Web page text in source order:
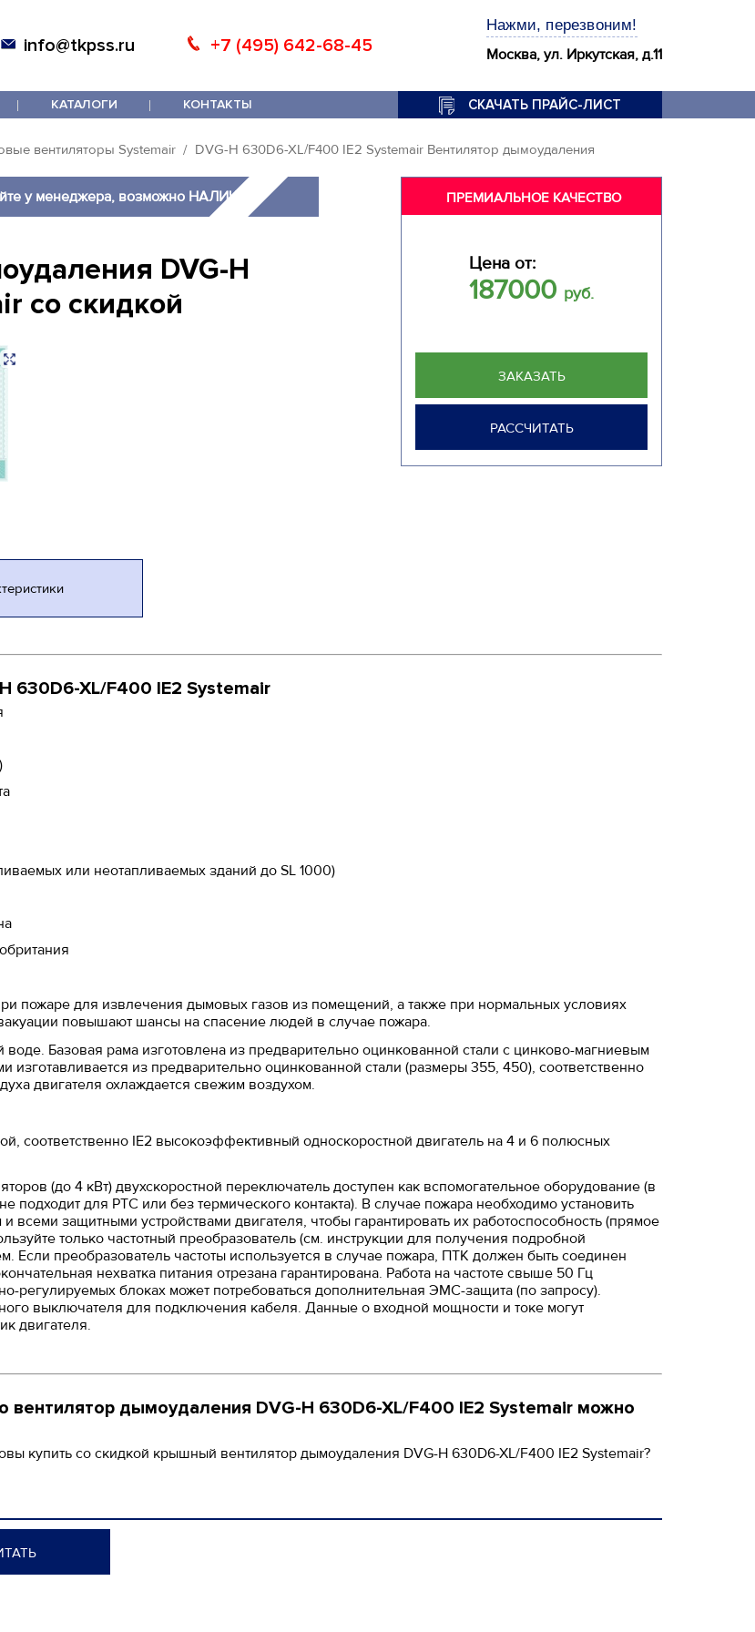
info@tkpss.ru +7 (495) 642-68-45
Нажми, перезвоним!
Москва, ул. Иркутская, д.11
КАТАЛОГИ КОНТАКТЫ СКАЧАТЬ ПРАЙС-ЛИСТ
вентиляторы Systemair DVG-H 630D6-XL/F400 IE2 Systemair Вентилятор дымоудаления
у менеджера, возможно НАЛИЧИЕ!
DVG-H
со скидкой
ПРЕМИАЛЬНОЕ КАЧЕСТВО
Цена от:
187000 руб.
ЗАКАЗАТЬ
РАССЧИТАТЬ
630D6-XL/F400 IE2 Systemair
или неотапливаемых зданий до SL 1000)
пожаре для извлечения дымовых газов из помещений, а также при нормальных условиях
повышают шансы на спасение людей в случае пожара.
Базовая рама изготовлена из предварительно оцинкованной стали с цинково-магниевым
изготавливается из предварительно оцинкованной стали (размеры 355, 450), соответственно
двигателя охлаждается свежим воздухом.
соответственно IE2 высокоэффективный односкоростной двигатель на 4 и 6 полюсных
(до 4 кВт) двухскоростной переключатель доступен как вспомогательное оборудование (в
подходит для PTC или без термического контакта). В случае пожара необходимо установить
защитными устройствами двигателя, чтобы гарантировать их работоспособность (прямое
только частотный преобразователь (см. инструкции для получения подробной
преобразователь частоты используется в случае пожара, ПТК должен быть соединен
нехватка питания отрезана гарантирована. Работа на частоте свыше 50 Гц
регулируемых блоках может потребоваться дополнительная ЭМС-защита (по запросу).
выключателя для подключения кабеля. Данные о входной мощности и токе могут
двигателя.
вентилятор дымоудаления DVG-H 630D6-XL/F400 IE2 Systemair можно
купить со скидкой крышный вентилятор дымоудаления DVG-H 630D6-XL/F400 IE2 Systemair?